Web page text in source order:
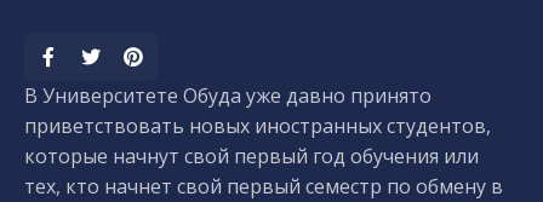
В Университете Обуда уже давно принято
приветствовать новых иностранных студентов,
которые начнут свой первый год обучения или
тех, кто начнет свой первый семестр по обмену в